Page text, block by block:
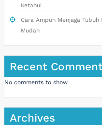
Ketahui
Cara Ampuh Menjaga
Mudah
Recent
No comments to show.
Archives